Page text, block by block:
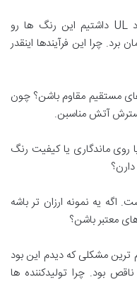
برای یه پروژه خاص که نیاز به استاندارد UL داشتیم این رنگ ها رو
چرا این فرآیندها اینقدر
مستقیم مقاوم باشن؟ چون
آتش مناسبن.
ماندگاری یا کیفیت رنگ
یه نمونه ارزان تر باشه
معتبر باشن؟
مشکلی که دیدم این بود
بود. چرا تولیدکننده ها